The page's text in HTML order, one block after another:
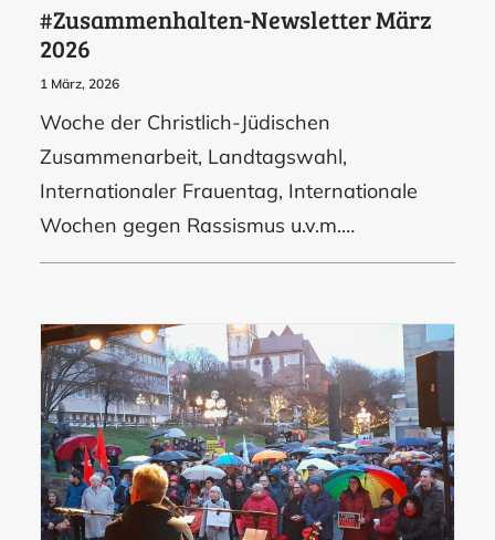
#Zusammenhalten-Newsletter März
2026
1 März, 2026
Woche der Christlich-Jüdischen
Zusammenarbeit, Landtagswahl,
Internationaler Frauentag, Internationale
Wochen gegen Rassismus u.v.m.…